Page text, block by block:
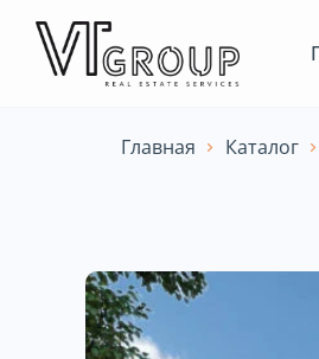
Главная Каталог